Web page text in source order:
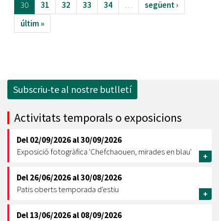
30
31 32 33 34 …
següent ›
últim »
Subscriu-te al nostre butlletí
Activitats temporals o exposicions
Del02/09/2026al30/09/2026
Exposició fotogràfica 'Chefchaouen, mirades en blau'
+
Del26/06/2026al30/08/2026
Patis oberts temporada d'estiu
+
Del13/06/2026al08/09/2026